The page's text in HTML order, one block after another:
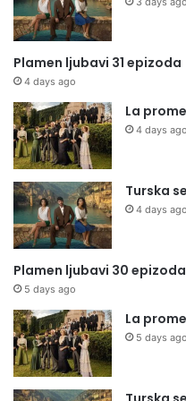
Plamen ljubavi 31 epizoda
4 days ago
La
4 days ago
Turska
4 days ago
Plamen ljubavi 30 epizoda
5 days ago
La
5 days ago